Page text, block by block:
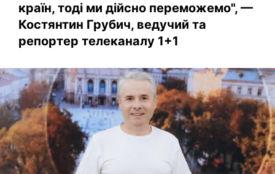
країн, тоді ми дійсно переможемо", —
Костянтин Грубич, ведучий та
репортер телеканалу 1+1